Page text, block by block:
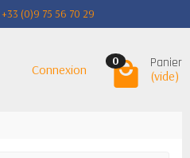
+33 (0)9 75 56 70 29
Connexion
0 Panier
(vide)